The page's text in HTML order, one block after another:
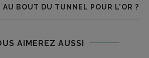
AU BOUT DU TUNNEL POUR L’OR ?
AIMEREZ AUSSI